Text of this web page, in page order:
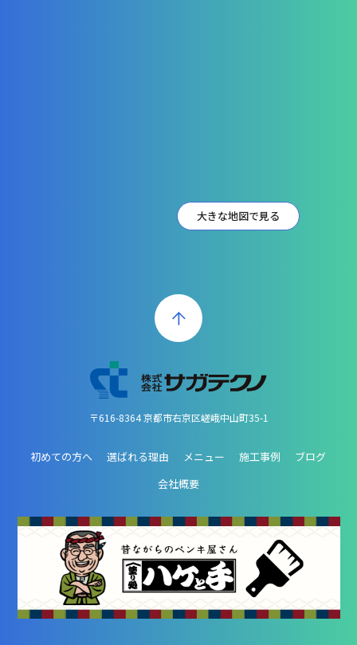
大きな地図で見る
〒616-8364 京都市右京区嵯峨中山町35-1
初めての方へ 選ばれる理由 メニュー 施工事例
ブログ
会社概要